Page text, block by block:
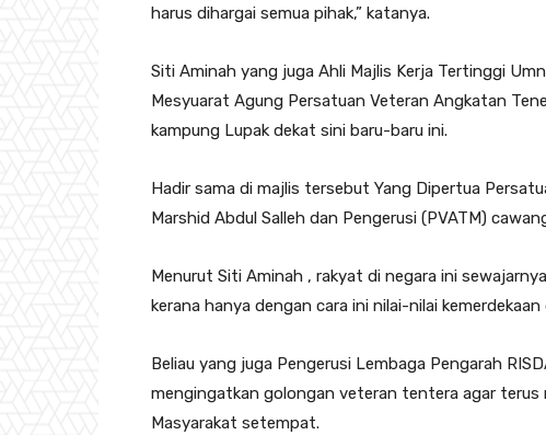
harus dihargai semua pihak,” katanya.
Siti Aminah yang juga Ahli Majlis Kerja Tertinggi
Mesyuarat Agung Persatuan Veteran Angkatan
kampung Lupak dekat sini baru-baru ini.
Hadir sama di majlis tersebut Yang Dipertua
Marshid Abdul Salleh dan Pengerusi (PVATM)
Menurut Siti Aminah , rakyat di negara ini
kerana hanya dengan cara ini nilai-nilai
Beliau yang juga Pengerusi Lembaga Pengarah
mengingatkan golongan veteran tentera agar
Masyarakat setempat.